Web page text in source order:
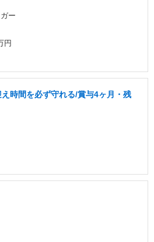
ー
円
え時間を必ず守れる/賞与4ヶ月・残